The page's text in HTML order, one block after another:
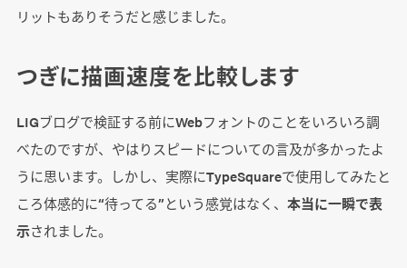
リットもありそうだと感じました。
つぎに描画速度を比較します
LIGブログで検証する前にWebフォントのことをいろいろ調
べたのですが、やはりスピードについての言及が多かったよ
うに思います。しかし、実際にTypeSquareで使用してみたと
ころ体感的に“待ってる”という感覚はなく、 本当に一瞬で表
示されました。